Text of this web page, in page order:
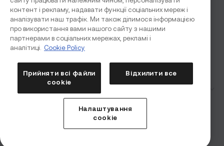
Заява про ризики
контент і рекламу, надавати функції соціальних мереж і
аналізувати наш трафік. Ми також ділимося інформацією
про використання вами нашого сайту з нашими
партнерами в соціальних мережах, рекламі і
аналітиці.
Cookie Policy
Прийняти всі файли
сookie
Відхилити все
Налаштування
cookie